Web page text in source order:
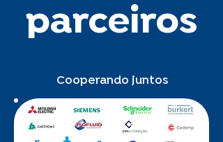
parceiros
Cooperando juntos